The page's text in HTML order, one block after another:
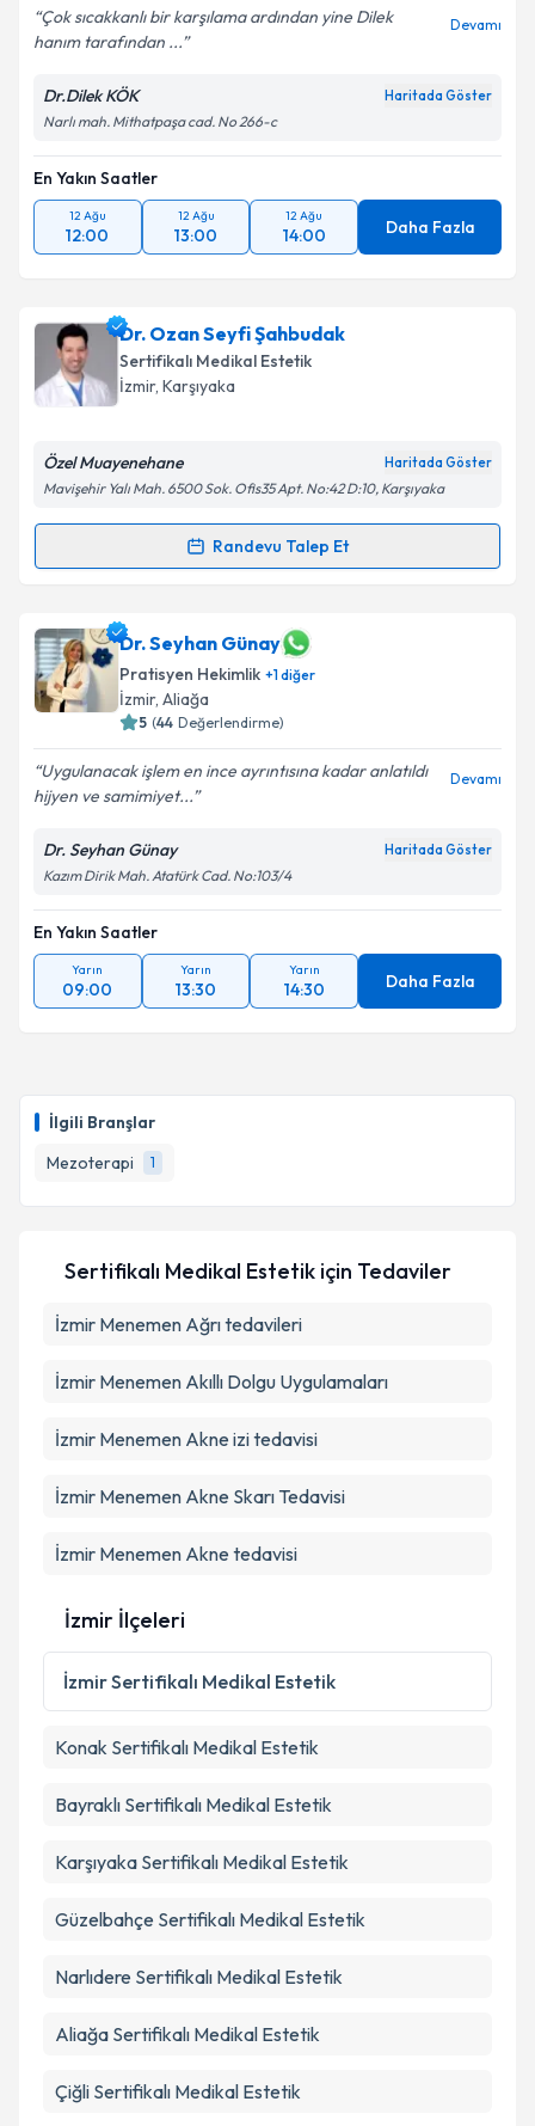
İlgili Branşlar
Mezoterapi
1
Çok sıcakkanlı bir karşılama ardından yine Dilek
hanım tarafından ...
Devamı
Dr.Dilek KÖK Haritada Göster
Narlı mah. Mithatpaşa cad. No 266-c
En Yakın Saatler
12 Ağu
12:00
12 Ağu
13:00
12 Ağu
14:00 Daha Fazla
Dr. Ozan Seyfi Şahbudak
Sertifikalı Medikal Estetik
İzmir, Karşıyaka
Özel Muayenehane Haritada Göster
Mavişehir Yalı Mah. 6500 Sok. Ofis35 Apt. No:42 D:10, Karşıyaka
Randevu Talep Et
Randevu Takvimi Talebi
Dr. Ozan Seyfi Şahbudakiçin randevu takvimi talebi
oluşturun. Size bu uzmandan randevu almanız için bir
takvim hazırlandığında e-posta ile bilgilendireceğiz.
E-posta Adresiniz
Kişisel verilerimin işlenmesine ilişkin
Aydınlatma
Metni'ni okudum ve kişisel verilerimin belirtilen
Takvim Talebini Gönder
Dr. Seyhan Günay
Pratisyen Hekimlik +1diğer
İzmir, Aliağa
5 (44 Değerlendirme)
Uygulanacak işlem en ince ayrıntısına kadar anlatıldı
hijyen ve samimiyet...
Devamı
Dr. Seyhan Günay Haritada Göster
Kazım Dirik Mah. Atatürk Cad. No:103/4
En Yakın Saatler
Yarın
09:00
Yarın
13:30
Yarın
14:30 Daha Fazla
Sertifikalı Medikal Estetik için Tedaviler
İzmir Menemen Ağrı tedavileri
İzmir Menemen Akıllı Dolgu Uygulamaları
İzmir Menemen Akne izi tedavisi
İzmir Menemen Akne Skarı Tedavisi
İzmir Menemen Akne tedavisi
İzmir İlçeleri
İzmirSertifikalı Medikal Estetik
Konak Sertifikalı Medikal Estetik
Bayraklı Sertifikalı Medikal Estetik
Karşıyaka Sertifikalı Medikal Estetik
Güzelbahçe Sertifikalı Medikal Estetik
Narlıdere Sertifikalı Medikal Estetik
Aliağa Sertifikalı Medikal Estetik
Çiğli Sertifikalı Medikal Estetik